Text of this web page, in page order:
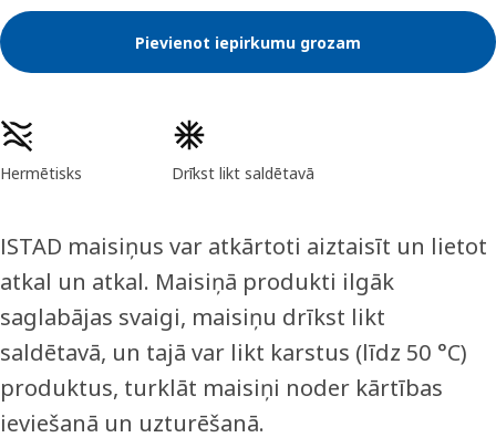
Pievienot iepirkumu grozam
Preces īpašības
Hermētisks Drīkst likt saldētavā
ISTAD maisiņus var atkārtoti aiztaisīt un lietot
atkal un atkal. Maisiņā produkti ilgāk
saglabājas svaigi, maisiņu drīkst likt
saldētavā, un tajā var likt karstus (līdz 50 °C)
produktus, turklāt maisiņi noder kārtības
ieviešanā un uzturēšanā.